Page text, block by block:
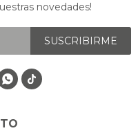
novedades!
SUSCRIBIRME
